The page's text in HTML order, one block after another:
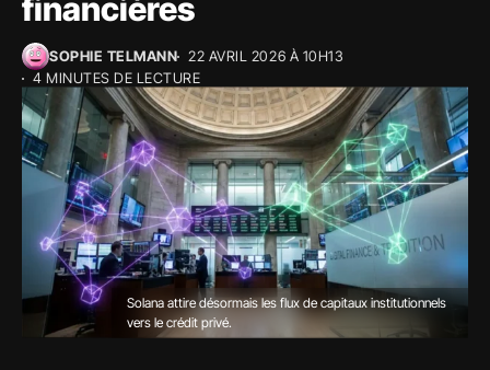
financières
SOPHIE TELMANN
22 AVRIL 2026 À 10H13
4 MINUTES DE LECTURE
Solana attire désormais les flux de capitaux institutionnels
vers le crédit privé.